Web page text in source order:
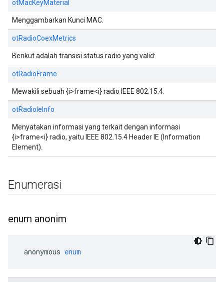
otMacKeyMaterial
Menggambarkan Kunci MAC.
otRadioCoexMetrics
Berikut adalah transisi status radio yang valid:
otRadioFrame
Mewakili sebuah {i>frame<i} radio IEEE 802.15.4.
otRadioIeInfo
Menyatakan informasi yang terkait dengan informasi
{i>frame<i} radio, yaitu IEEE 802.15.4 Header IE (Information
Element).
Enumerasi
enum anonim
anonymous enum